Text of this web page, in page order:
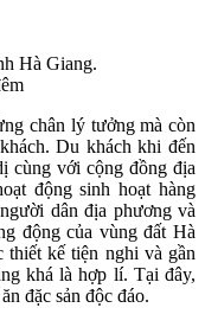
Hà Giang.
chân lý tưởng mà còn
Du khách khi đến
cùng với cộng đồng địa
động sinh hoạt hàng
dân địa phương và
động của vùng đất Hà
thiết kế tiện nghi và gần
khá là hợp lí. Tại đây,
đặc sản độc đáo.